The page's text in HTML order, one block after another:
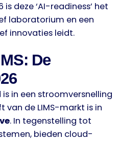
deze ‘AI-readiness’ het
laboratorium en een
innovaties leidt.
De
in een stroomversnelling
van de LIMS-markt is in
. In tegenstelling tot
bieden cloud-